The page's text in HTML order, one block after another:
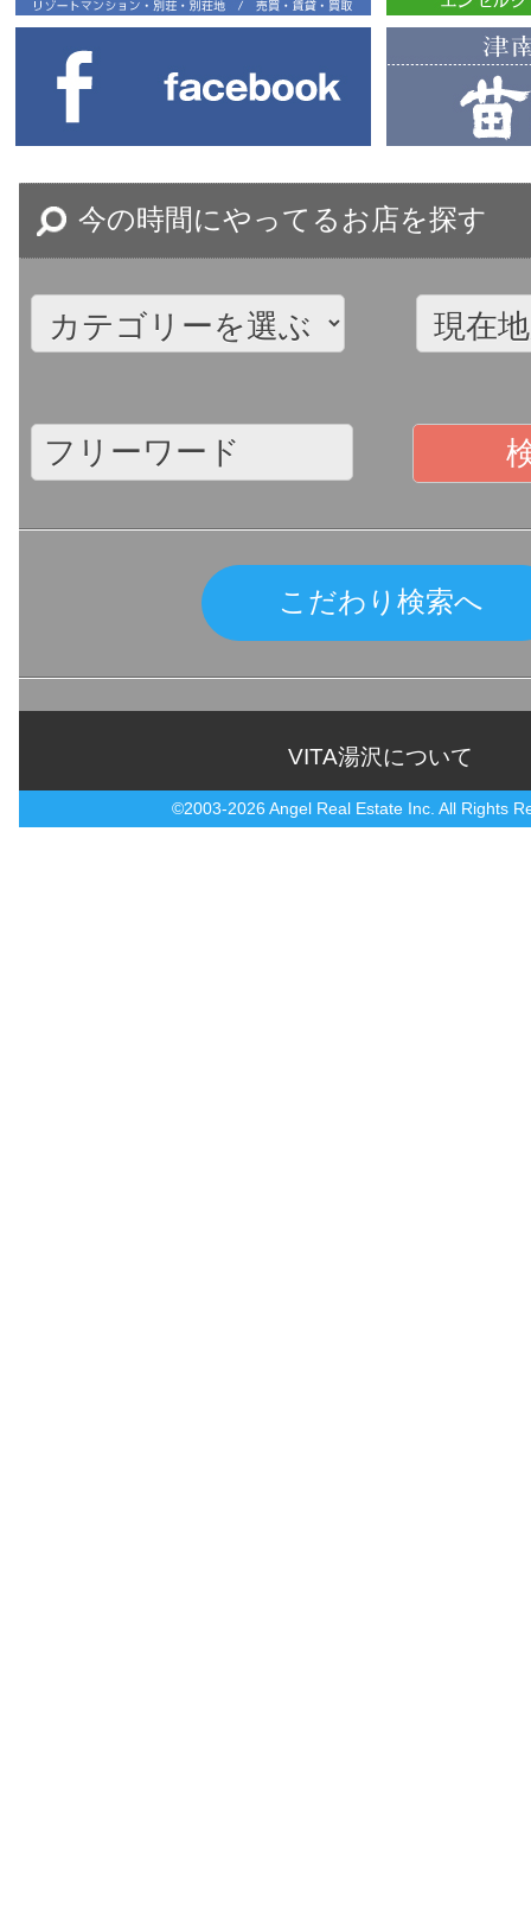
今の時間にやってるお店を探す
こだわり検索へ
VITA湯沢について
©2003-2026 Angel Real Estate Inc. All Rights